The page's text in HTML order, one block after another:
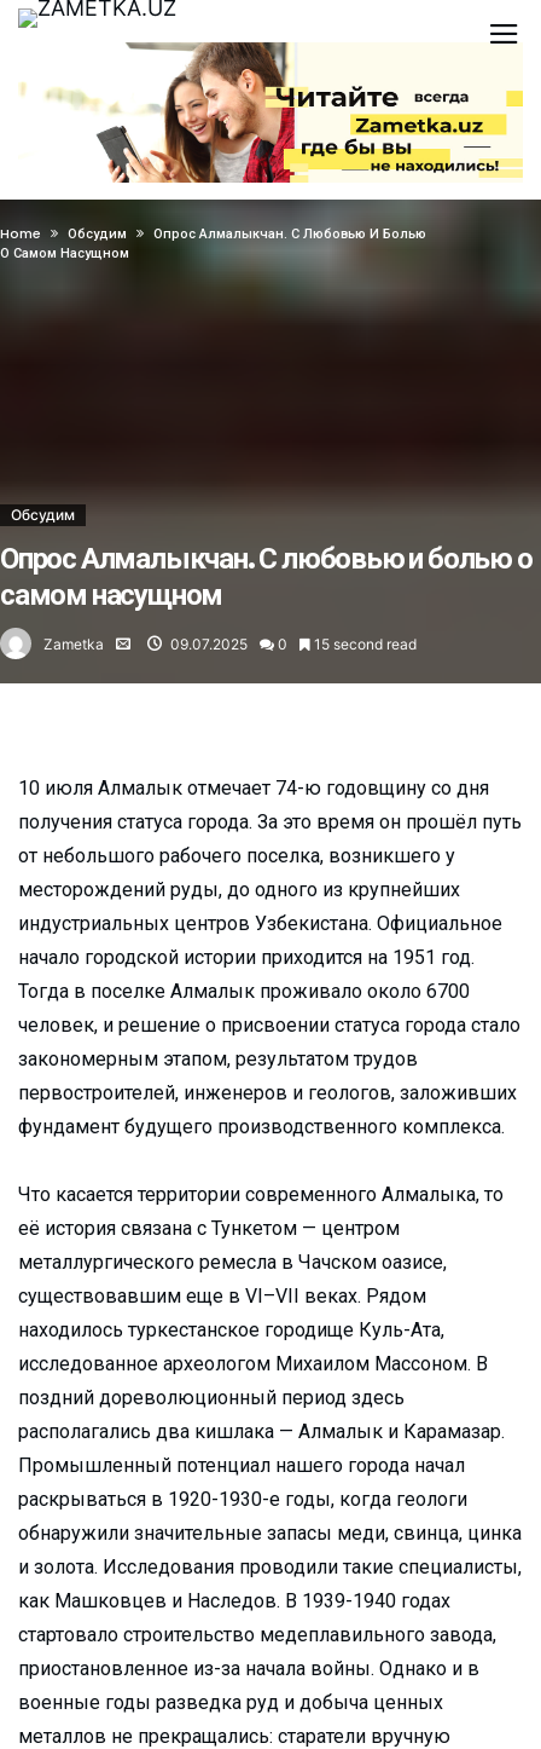
Home Обсудим
Опрос Алмалыкчан. С Любовью И Болью
О Самом Насущном
Обсудим
Опрос Алмалыкчан. С любовью и болью о
самом насущном
Zametka 09.07.2025 0 15 second read
10 июля Алмалык отмечает 74-ю годовщину со дня
получения статуса города. За это время он прошёл путь
от небольшого рабочего поселка, возникшего у
месторождений руды, до одного из крупнейших
индустриальных центров Узбекистана. Официальное
начало городской истории приходится на 1951 год.
Тогда в поселке Алмалык проживало около 6700
человек, и решение о присвоении статуса города стало
закономерным этапом, результатом трудов
первостроителей, инженеров и геологов, заложивших
фундамент будущего производственного комплекса.
Что касается территории современного Алмалыка, то
её история связана с Тункетом — центром
металлургического ремесла в Чачском оазисе,
существовавшим еще в VI–VII веках. Рядом
находилось туркестанское городище Куль-Ата,
исследованное археологом Михаилом Массоном. В
поздний дореволюционный период здесь
располагались два кишлака — Алмалык и Карамазар.
Промышленный потенциал нашего города начал
раскрываться в 1920-1930-е годы, когда геологи
обнаружили значительные запасы меди, свинца, цинка
и золота. Исследования проводили такие специалисты,
как Машковцев и Наследов. В 1939-1940 годах
стартовало строительство медеплавильного завода,
приостановленное из-за начала войны. Однако и в
военные годы разведка руд и добыча ценных
металлов не прекращались: старатели вручную